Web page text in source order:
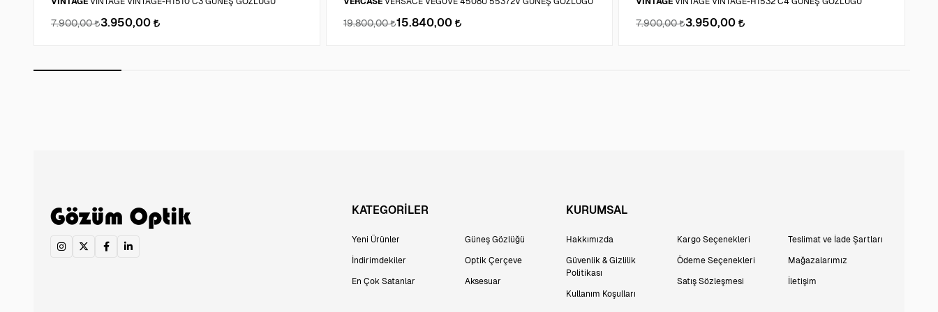
7.900,00 3.950,00 19.800,00 15.840,00 7.900,00 3.950,00
KATEGORİLER
Yeni Ürünler
İndirimdekiler
En Çok Satanlar
Güneş Gözlüğü
Optik Çerçeve
Aksesuar
KURUMSAL
Hakkımızda
Güvenlik & Gizlilik
Politikası
Kullanım Koşulları
Kargo Seçenekleri
Ödeme Seçenekleri
Satış Sözleşmesi
Teslimat ve İade Şartları
Mağazalarımız
İletişim